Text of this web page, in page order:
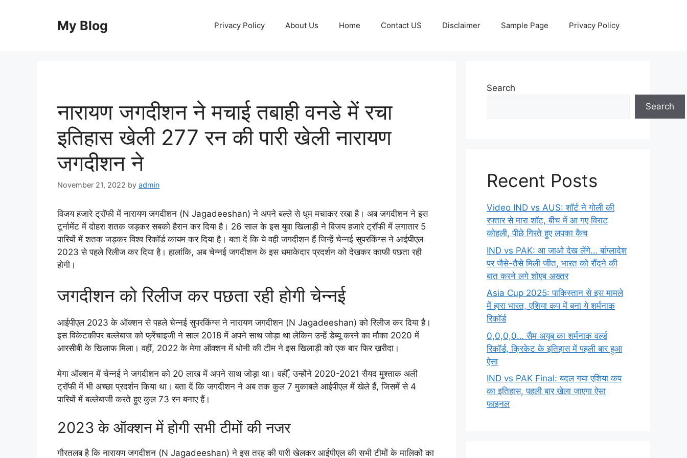
My Blog Privacy Policy About Us Home Contact US Disclaimer Sample Page Privacy Policy
नारायण जगदीशन ने मचाई तबाही वनडे में रचा
इतिहास खेली 277 रन की पारी खेली नारायण
जगदीशन ने
November 21, 2022 by admin
विजय हजारे ट्रॉफी में नारायण जगदीशन (N Jagadeeshan) ने अपने बल्ले से धूम मचाकर रखा है। अब जगदीशन ने इस
टूर्नामेंट में दोहरा शतक जड़कर सबको हैरान कर दिया है। 26 साल के इस युवा खिलाड़ी ने विजय हजारे ट्रॉफी में लगातार 5
पारियों में शतक जड़कर विश्व रिकॉर्ड कायम कर दिया है। बता दें कि ये वही जगदीशन हैं जिन्हें चेन्नई सुपरकिंग्स ने आईपीएल
2023 से पहले रिलीज कर दिया है। हालांकि, अब चेन्नई जगदीशन के इस धमाकेदार प्रदर्शन को देखकर काफी पछता रही
होगी।
जगदीशन को रिलीज कर पछता रही होगी चेन्नई
आईपीएल 2023 के ऑक्शन से पहले चेन्नई सुपरकिंग्स ने नारायण जगदीशन (N Jagadeeshan) को रिलीज कर दिया है।
इस विकेटकीपर बल्लेबाज को फ्रेंचाइजी ने साल 2018 में अपने साथ जोड़ा था लेकिन उन्हें डेब्यू करने का मौका 2020 में
आरसीबी के खिलाफ मिला। वहीं, 2022 के मेगा ऑक्शन में धोनी की टीम ने इस खिलाड़ी को एक बार फिर ख़रीदा।
मेगा ऑक्शन में चेन्नई ने जगदीशन को 20 लाख में अपने साथ जोड़ा था। वहीँ, उन्होंने 2020-2021 सैयद मुश्ताक अली
ट्रॉफी में भी अच्छा प्रदर्शन किया था। बता दें कि जगदीशन ने अब तक कुल 7 मुकाबले आईपीएल में खेले हैं, जिसमें से 4
पारियों में बल्लेबाजी करते हुए कुल 73 रन बनाए हैं।
2023 के ऑक्शन में होगी सभी टीमों की नजर
गौरतलब है कि नारायण जगदीशन (N Jagadeeshan) ने इस तरह की पारी खेलकर आईपीएल की सभी टीमों के मालिकों का
Search
Search
Recent Posts
Video IND vs AUS: शॉर्ट ने गोली की
रफ्तार से मारा शॉट, बीच में आ गए विराट
कोहली, पीछे गिरते हुए लपका कैच
IND vs PAK: आ जाओ देख लेंगे… बांग्लादेश
पर जैसे-तैसे मिली जीत, भारत को रौंदने की
बात करने लगे शोएब अख्तर
Asia Cup 2025: पाकिस्तान से इस मामले
में हारा भारत, एशिया कप में बना ये शर्मनाक
रिकॉर्ड
0,0,0,0… सैम अयूब का शर्मनाक वर्ल्ड
रिकॉर्ड, क्रिकेट के इतिहास में पहली बार हुआ
ऐसा
IND vs PAK Final: बदल गया एशिया कप
का इतिहास, पहली बार खेला जाएगा ऐसा
फाइनल